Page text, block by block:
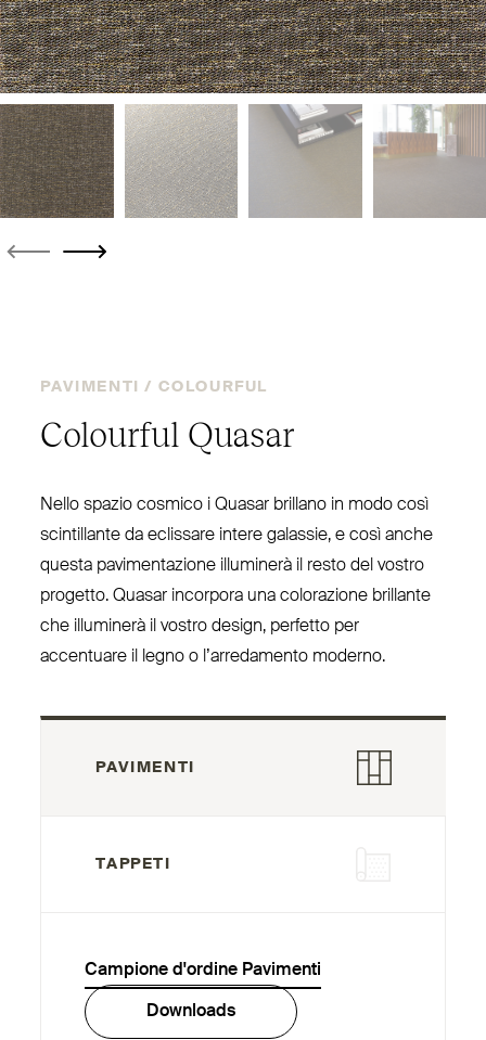
PAVIMENTI / COLOURFUL
Colourful Quasar
Nello spazio cosmico i Quasar brillano in modo così
scin­tillante da eclissare intere galassie, e così anche
questa pavi­men­tazione illuminerà il resto del vostro
progetto. Quasar incorpora una colo­razione brillante
che illuminerà il vostro design, perfetto per
accentuare il legno o l’ar­re­damento moderno.
PAVIMENTI
TAPPETI
Campione d'ordine Pavimenti
Downloads